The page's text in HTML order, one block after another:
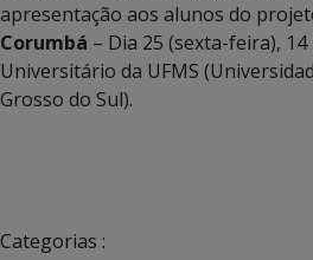
apresentação aos alunos do
Corumbá – Dia 25 (sexta-feira),
Universitário da UFMS
Grosso do Sul).
Categorias :